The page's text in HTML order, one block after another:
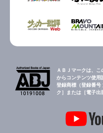
ＡＢＪマークは、
からコンテンツ使用
登録商標（登録番
ク］または［電子出